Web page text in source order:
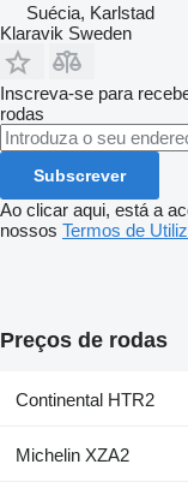
Suécia, Karlstad
Klaravik Sweden
Inscreva-se para
rodas
Subscrever
Ao clicar aqui, está a
nossos Termos de
Preços de rodas
Continental HTR2
Michelin XZA2